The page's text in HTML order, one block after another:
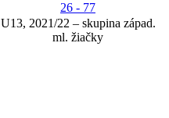
26 - 77
U13, 2021/22 – skupina západ.
ml. žiačky